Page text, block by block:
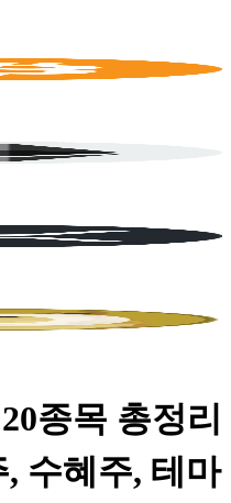
종목 총정리
수혜주, 테마